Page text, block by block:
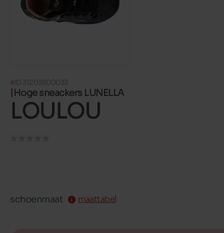
#ID 31203800033
Hoge sneackers LUNELLA
LOULOU
schoenmaat maattabel